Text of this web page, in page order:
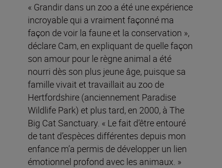
« Grandir dans un zoo a été une expérience
incroyable qui a vraiment façonné ma
façon de voir la faune et la conservation »,
déclare Cam, en expliquant de quelle façon
son amour pour le règne animal a été
nourri dès son plus jeune âge, puisque sa
famille vivait et travaillait au zoo de
Hertfordshire (anciennement Paradise
Wildlife Park) et plus tard, en 2000, à The
Big Cat Sanctuary. « Le fait d’être entouré
de tant d’espèces différentes depuis mon
enfance m’a permis de développer un lien
émotionnel profond avec les animaux. »